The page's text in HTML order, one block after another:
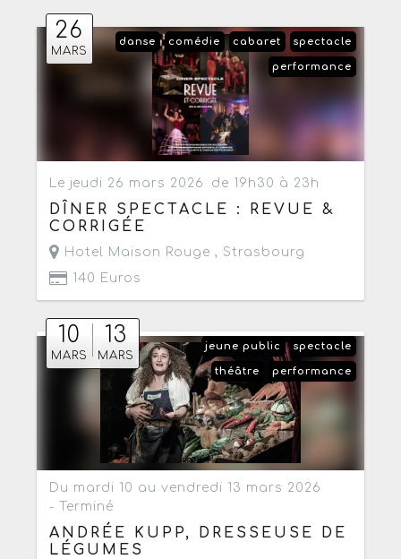
26
MARS
spectacle
cabaret
comédie
danse
performance
Le jeudi 26 mars 2026 de 19h30 à 23h
DÎNER SPECTACLE : REVUE &
CORRIGÉE
Hotel Maison Rouge , Strasbourg
140 Euros
10
MARS
13
MARS
spectacle
jeune public
performance
théâtre
Du mardi 10 au vendredi 13 mars 2026
- Terminé
ANDRÉE KUPP, DRESSEUSE DE
LÉGUMES